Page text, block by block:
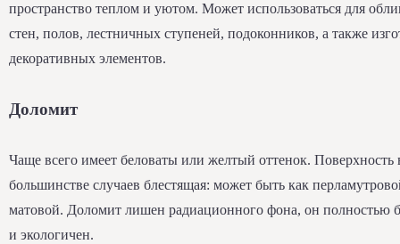
пространство теплом и уютом. Может использоваться для
стен, полов, лестничных ступеней, подоконников, а также
декоративных элементов.
Доломит
Чаще всего имеет беловаты или желтый оттенок. Поверхность
большинстве случаев блестящая: может быть как
матовой. Доломит лишен радиационного фона, он полностью
и экологичен.